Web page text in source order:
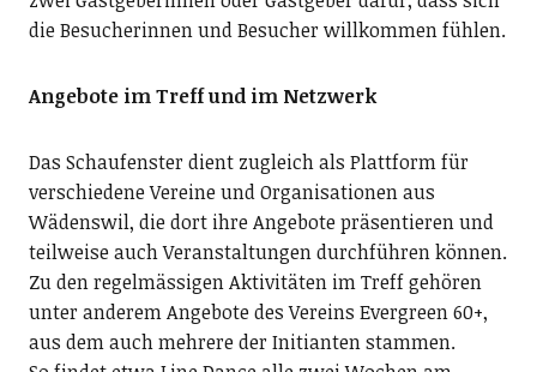
die Besucherinnen und Besucher willkommen fühlen.
Angebote im Treff und im Netzwerk
Das Schaufenster dient zugleich als Plattform für
verschiedene Vereine und Organisationen aus
Wädenswil, die dort ihre Angebote präsentieren und
teilweise auch Veranstaltungen durchführen können.
Zu den regelmässigen Aktivitäten im Treff gehören
unter anderem Angebote des Vereins Evergreen 60+,
aus dem auch mehrere der Initianten stammen.